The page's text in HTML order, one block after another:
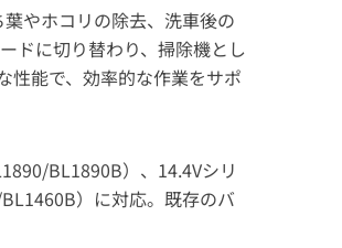
やホコリの除去、洗車後の
ドに切り替わり、掃除機とし
性能で、効率的な作業をサポ
BL1890B）、14.4Vシリ
）に対応。既存のバ